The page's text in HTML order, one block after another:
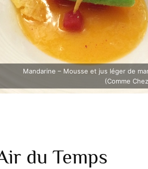
Mandarine – Mousse et jus léger de
(Comme
du Temps